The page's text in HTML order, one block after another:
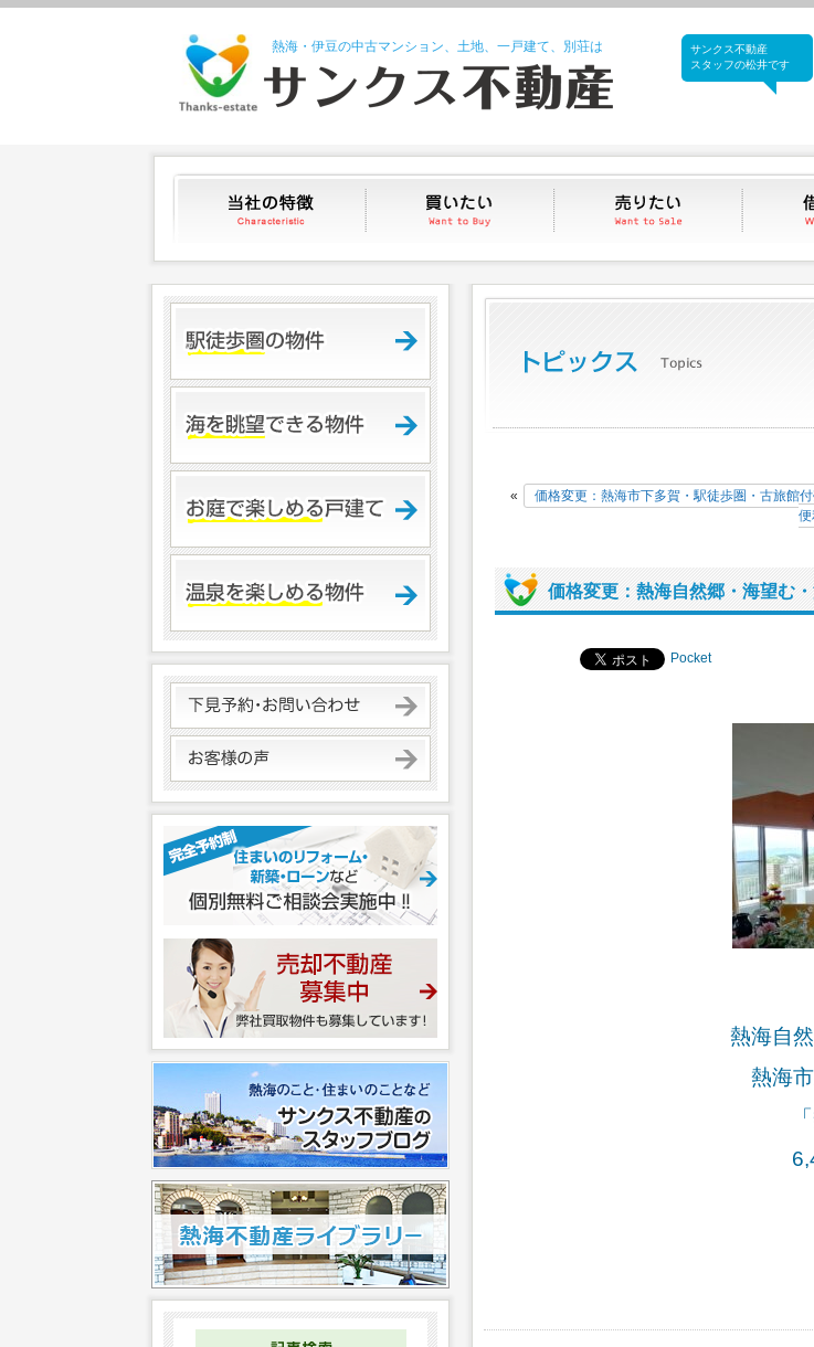
熱海・伊豆の中古マンション、土地、一戸建て、別荘は
サンクス不動産
サンクス不動産
スタッフの松井です
当社の特徴 買いたい 売りたい
« 価格変更：熱海市下多賀・駅徒歩圏・古旅館付
便
価格変更：熱海自然郷・海望む
Pocket
熱海自
熱海